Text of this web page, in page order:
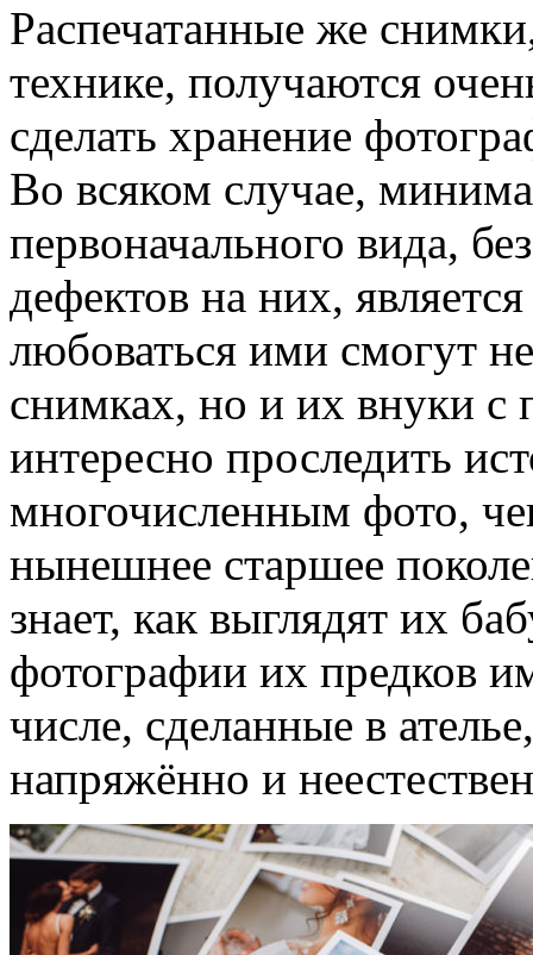
Распечатанные же
технике, получаются
сделать хранение
Во всяком случае,
первоначального вида,
дефектов на них,
любоваться ими смогут
снимках, но и их внуки с
интересно проследить
многочисленным фото,
нынешнее старшее
знает, как выглядят их
фотографии их предков
числе, сделанные в
напряжённо и